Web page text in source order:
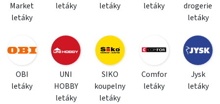
Market
letáky
letáky
letáky
letáky
drogerie
letáky
OBI
letáky
UNI
HOBBY
letáky
SIKO
koupelny
letáky
Comfor
letáky
Jysk
letáky